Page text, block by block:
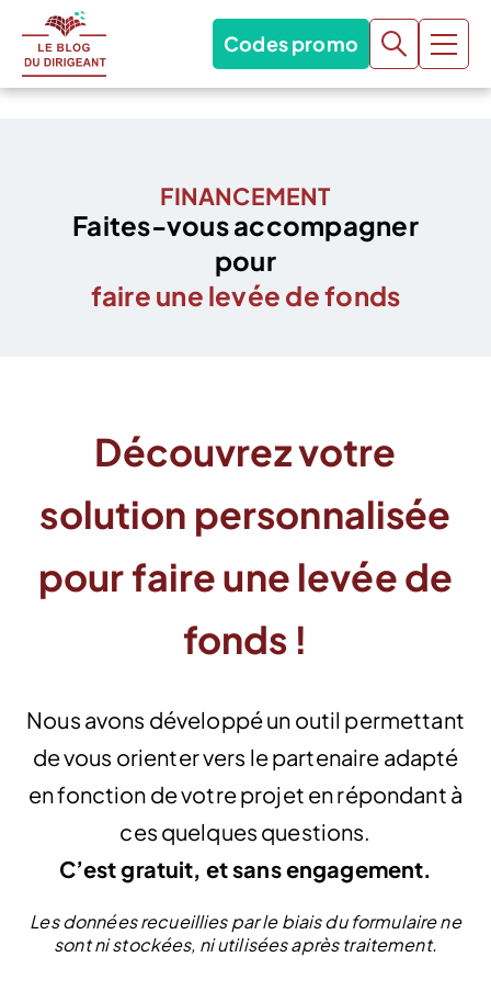
Codes promo
FINANCEMENT
Faites-vous accompagner
pour
faire une levée de fonds
Découvrez votre
solution personnalisée
pour faire une levée de
fonds !
Nous avons développé un outil permettant
de vous orienter vers le partenaire adapté
en fonction de votre projet en répondant à
ces quelques questions.
C’est gratuit, et sans engagement.
Les données recueillies par le biais du formulaire ne
sont ni stockées, ni utilisées après traitement.